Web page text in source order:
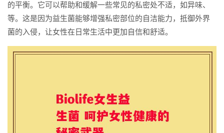
的平衡。它可以帮助和缓解一些常见的私密处不适，如异味、
等。这是因为益生菌能够增强私密部位的自洁能力，抵御外界
菌的入侵，让女性在日常生活中更加自信和舒适。